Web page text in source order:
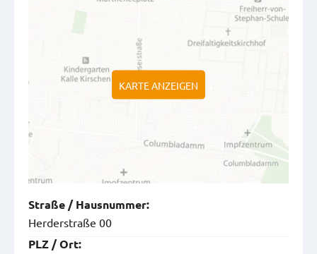
KARTE ANZEIGEN
Straße / Hausnummer:
Herderstraße 00
PLZ /Ort: